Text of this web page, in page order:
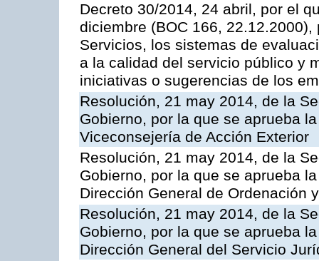
Decreto 30/2014, 24 abril, por el
diciembre (BOC 166,
Servicios, los sistemas de
a la calidad del servicio público y
iniciativas o sugerencias de los
Resolución, 21 may 2014, de la
Gobierno, por la que se aprueba
Viceconsejería de Acción Exterior
Resolución, 21 may 2014, de la
Gobierno, por la que se aprueba
Dirección General de Ordenación
Resolución, 21 may 2014, de la
Gobierno, por la que se aprueba
Dirección General del Servicio